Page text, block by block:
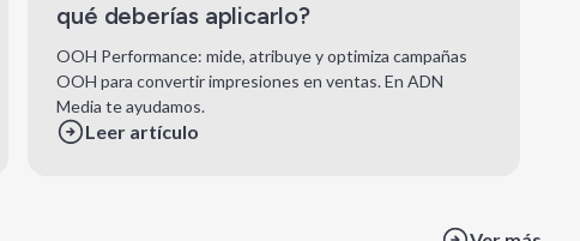
qué deberías aplicarlo?
OOH Performance: mide, atribuye y optimiza campañas
OOH para convertir impresiones en ventas. En ADN
Media te ayudamos.
Leer artículo